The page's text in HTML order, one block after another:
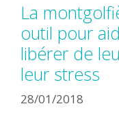
La
outil pour
libérer de
leur stress
28/01/2018